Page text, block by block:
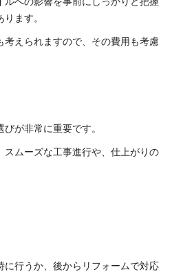
ます。
考えられますので、その費用も考慮
が非常に重要です。
スムーズな工事進行や、仕上がりの
に行うか、後からリフォームで対応